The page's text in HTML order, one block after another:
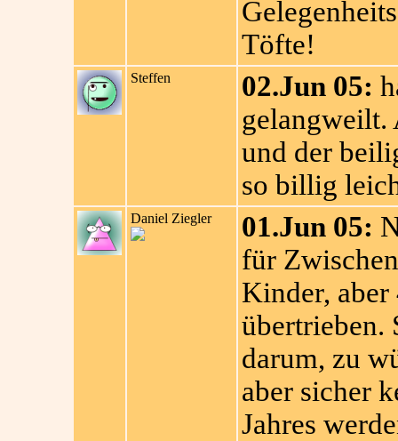
Töfte!
Steffen 02.Jun 05:
gelangweilt.
und der
so billig
Daniel Ziegler 01.Jun 05:
für
Kinder, aber
übertrieben.
darum, zu
aber sicher
Jahres